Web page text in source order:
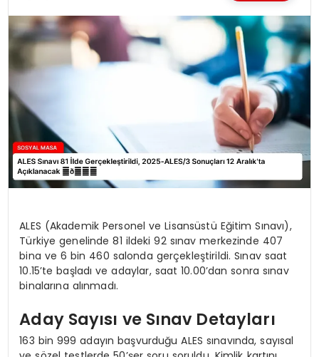
ALES (Akademik Personel ve Lisansüstü Eğitim Sınavı),
Türkiye genelinde 81 ildeki 92 sınav merkezinde 407
bina ve 6 bin 460 salonda gerçekleştirildi. Sınav saat
10.15’te başladı ve adaylar, saat 10.00’dan sonra sınav
binalarına alınmadı.
Aday Sayısı ve Sınav Detayları
163 bin 999 adayın başvurduğu ALES sınavında, sayısal